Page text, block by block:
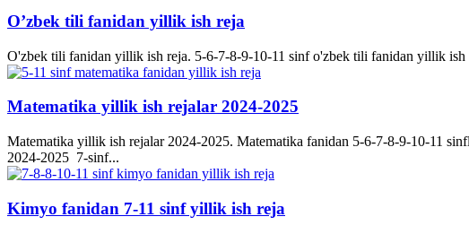
O’zbek tili fanidan yillik ish reja
O'zbek tili fanidan yillik ish reja. 5-6-7-8-9-10-11 sinf o'zbek tili fanidan yillik
Matematika yillik ish rejalar 2024-2025
Matematika yillik ish rejalar 2024-2025. Matematika fanidan 5-6-7-8-9-10-11
2024-2025 7-sinf...
Kimyo fanidan 7-11 sinf yillik ish reja